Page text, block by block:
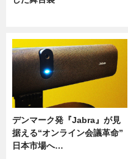
デンマーク発『Jabra』が見
据える“オンライン会議革命”
日本市場へ…